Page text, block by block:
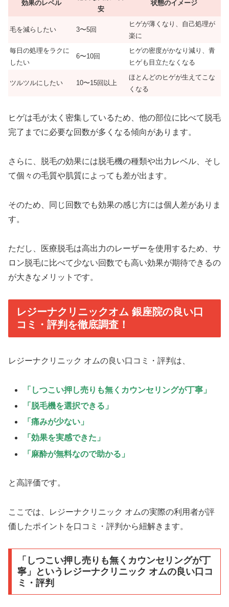
効果のレベル
安
状態のイメージ
毛を減らしたい 3〜5回
ヒゲが薄くなり、自己処理が
楽に
毎日の処理をラクに
したい
6〜10回
ヒゲの密度がかなり減り、青
ヒゲも目立たなくなる
ツルツルにしたい 10〜15回以上
ほとんどのヒゲが生えてこな
くなる
ヒゲは毛が太く密集しているため、他の部位に比べて脱毛
完了までに必要な回数が多くなる傾向があります。
さらに、脱毛の効果には脱毛機の種類や出力レベル、そし
て個々の毛質や肌質によっても差が出ます。
そのため、同じ回数でも効果の感じ方には個人差がありま
す。
ただし、医療脱毛は高出力のレーザーを使用するため、サ
ロン脱毛に比べて少ない回数でも高い効果が期待できるの
が大きなメリットです。
レジーナクリニックオム 銀座院の良い口
コミ・評判を徹底調査！
レジーナクリニック オムの良い口コミ・評判は、
「しつこい押し売りも無くカウンセリングが丁寧」
「脱毛機を選択できる」
「痛みが少ない」
「効果を実感できた」
「麻酔が無料なので助かる」
と高評価です。
ここでは、レジーナクリニック オムの実際の利用者が評
価したポイントを口コミ・評判から紐解きます。
「しつこい押し売りも無くカウンセリングが丁
寧」というレジーナクリニック オムの良い口コ
ミ・評判